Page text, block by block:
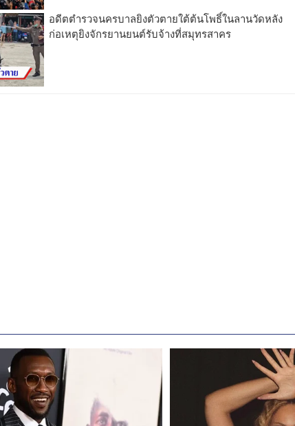
อดีตตำรวจนครบาลยิงตัวตายใต้ต้นโพธิ์ในลานวัดหลัง
ก่อเหตุยิงจักรยานยนต์รับจ้างที่สมุทรสาคร